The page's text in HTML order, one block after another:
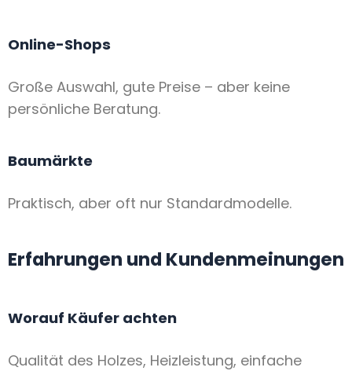
Online-Shops
Große Auswahl, gute Preise – aber keine
persönliche Beratung.
Baumärkte
Praktisch, aber oft nur Standardmodelle.
Erfahrungen und Kundenmeinungen
Worauf Käufer achten
Qualität des Holzes, Heizleistung, einfache